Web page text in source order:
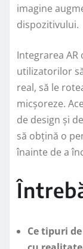
imagine
dispozitivului.
Integrarea
utilizatorilor
real, să le
micșoreze.
de design și
să obțină o
înainte de a
Ce tipuri